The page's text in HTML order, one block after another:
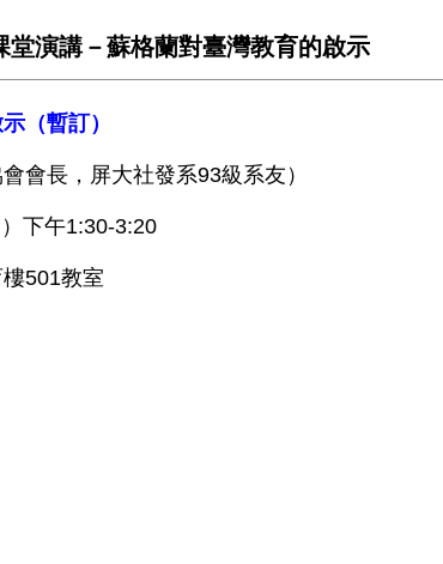
堂演講－蘇格蘭對臺灣教育的啟示
（暫訂）
會長，屏大社發系93級系友）
下午1:30-3:20
501教室